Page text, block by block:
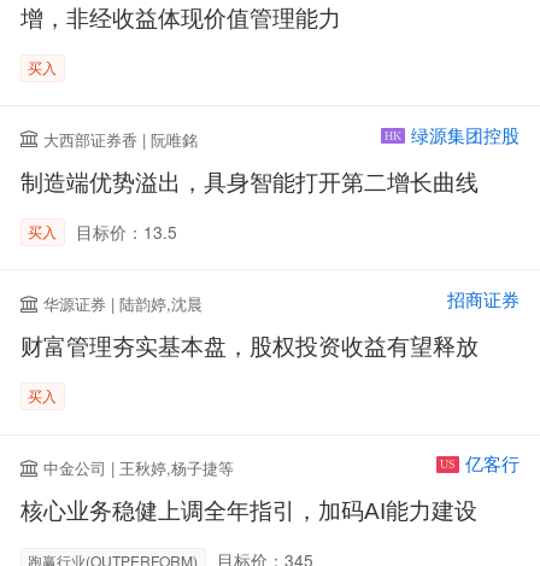
增，非经收益体现价值管理能力
买入
大西部证券香 | 阮唯銘 HK 绿源集团控股
制造端优势溢出，具身智能打开第二增长曲线
买入 目标价：13.5
华源证券 | 陆韵婷,沈晨 招商证券
财富管理夯实基本盘，股权投资收益有望释放
买入
中金公司 | 王秋婷,杨子捷等 US 亿客行
核心业务稳健上调全年指引，加码AI能力建设
跑赢行业(OUTPERFORM) 目标价：345